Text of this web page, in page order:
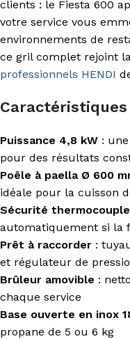
clients : le Fiesta 600
votre service vous
environnements de
ce gril complet rejoint
professionnels HENDI
Caractéristiques
Puissance 4,8 kW :
pour des résultats
Poêle à paella Ø 600
idéale pour la cuisson
Sécurité thermocouple
automatiquement si la
Prêt à raccorder :
et régulateur de
Brûleur amovible :
chaque service
Base ouverte en inox
propane de 5 ou 6 kg